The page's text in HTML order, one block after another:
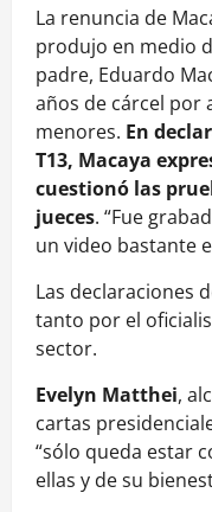
La renuncia de
produjo en medio
padre, Eduardo
años de cárcel por
menores. En
T13, Macaya
cuestionó las
jueces. “Fue
un video bastante
Las declaraciones
tanto por el
sector.
Evelyn Matthei,
cartas
“sólo queda estar
ellas y de su